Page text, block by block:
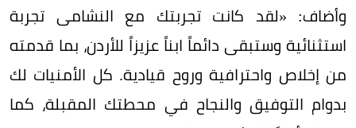
وأضاف: «لقد كانت تجربتك مع النشامى تجربة
استثنائية وستبقى دائماً ابناً عزيزاً للأردن، بما قدمته
من إخلاص واحترافية وروح قيادية. كل الأمنيات لك
بدوام التوفيق والنجاح في محطتك المقبلة، كما